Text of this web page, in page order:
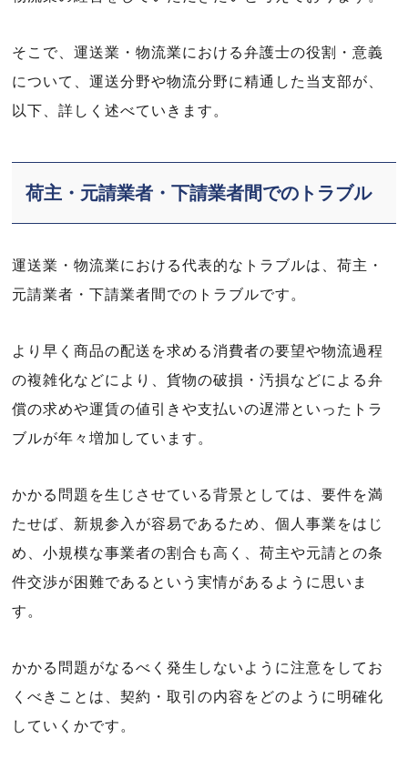
そこで、運送業・物流業における弁護士の役割・意義
について、運送分野や物流分野に精通した当支部が、
以下、詳しく述べていきます。
荷主・元請業者・下請業者間でのトラブル
運送業・物流業における代表的なトラブルは、荷主・
元請業者・下請業者間でのトラブルです。
より早く商品の配送を求める消費者の要望や物流過程
の複雑化などにより、貨物の破損・汚損などによる弁
償の求めや運賃の値引きや支払いの遅滞といったトラ
ブルが年々増加しています。
かかる問題を生じさせている背景としては、要件を満
たせば、新規参入が容易であるため、個人事業をはじ
め、小規模な事業者の割合も高く、荷主や元請との条
件交渉が困難であるという実情があるように思いま
す。
かかる問題がなるべく発生しないように注意をしてお
くべきことは、契約・取引の内容をどのように明確化
していくかです。